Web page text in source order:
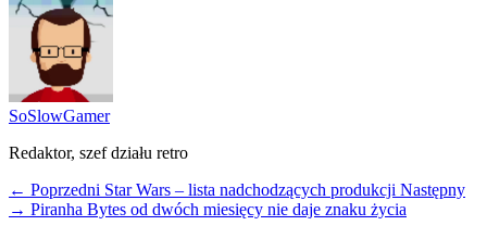
SoSlowGamer
Redaktor, szef działu retro
← Poprzedni Star Wars – lista nadchodzących produkcji Następny
→ Piranha Bytes od dwóch miesięcy nie daje znaku życia